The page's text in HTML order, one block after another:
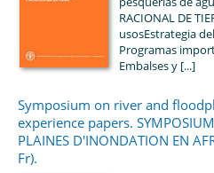
RACIONAL DE
usosEstrategia
Programas
Embalses y [...]
Symposium on river and
experience papers. SYMPOSIUM
PLAINES D'INONDATION EN
Fr).